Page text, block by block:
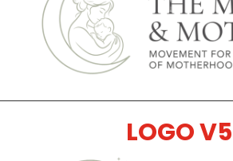
LOGO V5